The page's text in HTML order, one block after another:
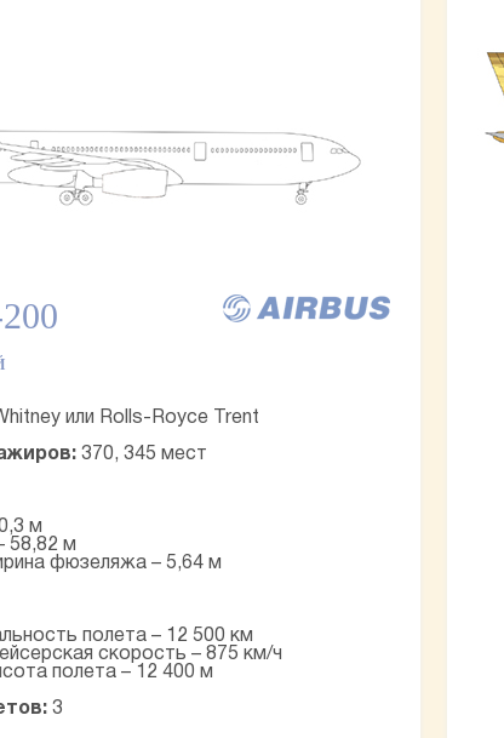
или Rolls-Royce Trent
370, 345 мест
м
58,82 м
фюзеляжа – 5,64 м
полета – 12 500 км
скорость – 875 км/ч
полета – 12 400 м
3